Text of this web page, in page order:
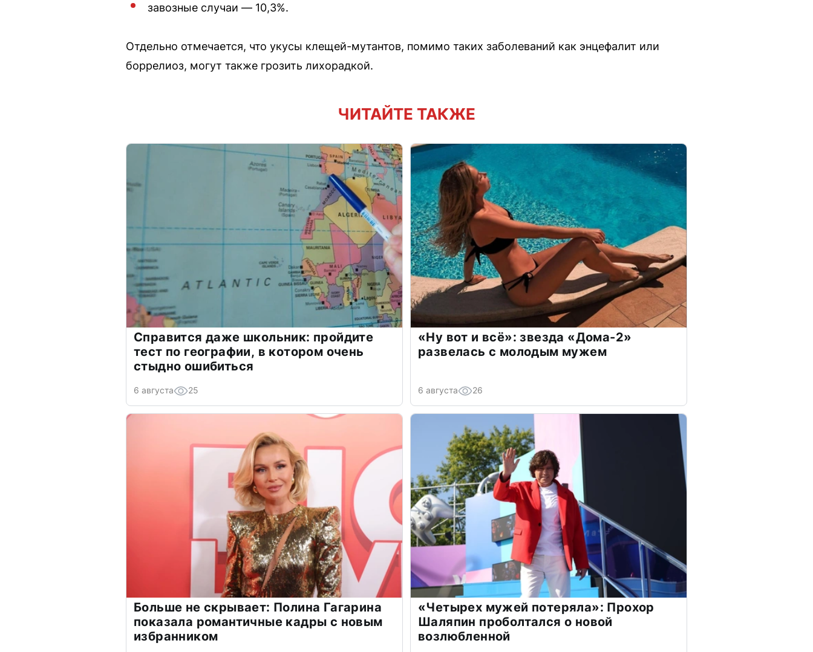
завозные случаи — 10,3%.
Отдельно отмечается, что укусы клещей-мутантов, помимо таких заболеваний как энцефалит или
боррелиоз, могут также грозить лихорадкой.
ЧИТАЙТЕ ТАКЖЕ
Справится даже школьник: пройдите
тест по географии, в котором очень
стыдно ошибиться
6 августа 25
«Ну вот и всё»: звезда «Дома-2»
развелась с молодым мужем
6 августа 26
Больше не скрывает: Полина Гагарина
показала романтичные кадры с новым
избранником
«Четырех мужей потеряла»: Прохор
Шаляпин проболтался о новой
возлюбленной